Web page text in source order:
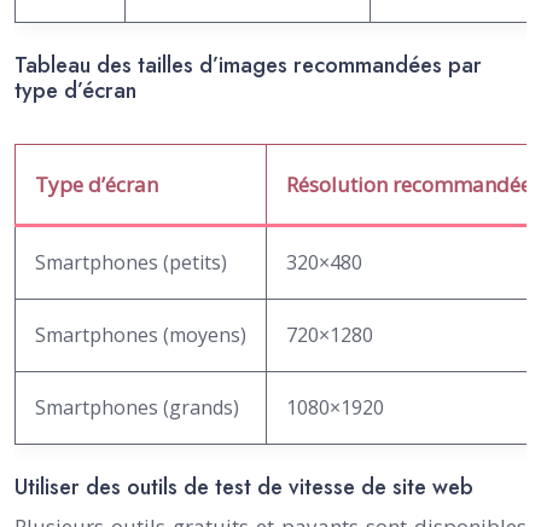
Tableau des tailles d’images recommandées par
type d’écran
Type d’écran Résolution recommandée
Smartphones (petits) 320×480
Smartphones (moyens) 720×1280
Smartphones (grands) 1080×1920
Utiliser des outils de test de vitesse de site web